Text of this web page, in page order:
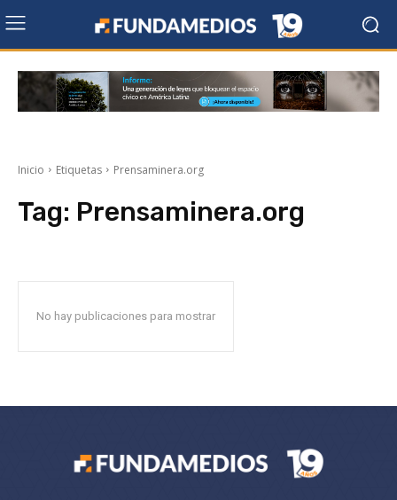
Inicio Etiquetas Prensaminera.org
Tag: Prensaminera.org
No hay publicaciones para mostrar